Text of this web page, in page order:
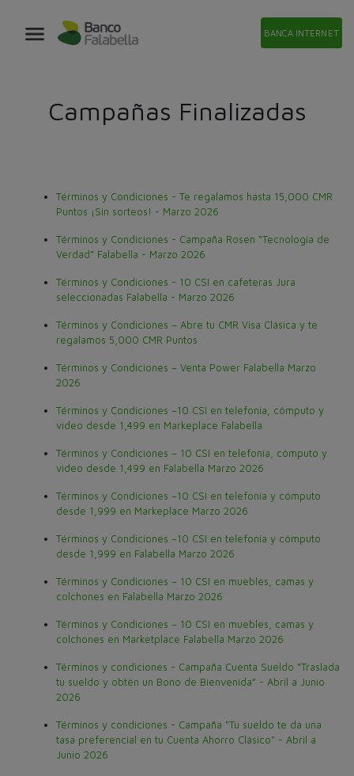
BANCA INTERNET
Campañas Finalizadas
Términos y Condiciones - Te regalamos hasta 15,000 CMR
Puntos ¡Sin sorteos! - Marzo 2026
Términos y Condiciones - Campaña Rosen “Tecnología de
Verdad” Falabella - Marzo 2026
Términos y Condiciones - 10 CSI en cafeteras Jura
seleccionadas Falabella - Marzo 2026
Términos y Condiciones – Abre tu CMR Visa Clásica y te
regalamos 5,000 CMR Puntos
Términos y Condiciones – Venta Power Falabella Marzo
2026
Términos y Condiciones –10 CSI en telefonía, cómputo y
video desde 1,499 en Markeplace Falabella
Términos y Condiciones – 10 CSI en telefonía, cómputo y
video desde 1,499 en Falabella Marzo 2026
Términos y Condiciones –10 CSI en telefonía y cómputo
desde 1,999 en Markeplace Marzo 2026
Términos y Condiciones –10 CSI en telefonía y cómputo
desde 1,999 en Falabella Marzo 2026
Términos y Condiciones – 10 CSI en muebles, camas y
colchones en Falabella Marzo 2026
Términos y Condiciones – 10 CSI en muebles, camas y
colchones en Marketplace Falabella Marzo 2026
Términos y condiciones - Campaña Cuenta Sueldo “Traslada
tu sueldo y obtén un Bono de Bienvenida” - Abril a Junio
2026
Términos y condiciones - Campaña "Tu sueldo te da una
tasa preferencial en tu Cuenta Ahorro Clásico" - Abril a
Junio 2026